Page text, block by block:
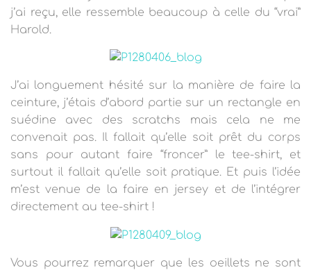
j’ai reçu, elle ressemble beaucoup à celle du “vrai”
Harold.
J’ai longuement hésité sur la manière de faire la
ceinture, j’étais d’abord partie sur un rectangle en
suédine avec des scratchs mais cela ne me
convenait pas. Il fallait qu’elle soit prêt du corps
sans pour autant faire “froncer” le tee-shirt, et
surtout il fallait qu’elle soit pratique. Et puis l’idée
m’est venue de la faire en jersey et de l’intégrer
directement au tee-shirt !
Vous pourrez remarquer que les oeillets ne sont